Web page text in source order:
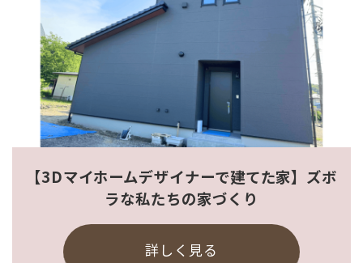
【3Dマイホームデザイナーで建てた家】ズボ
ラな私たちの家づくり
詳しく見る